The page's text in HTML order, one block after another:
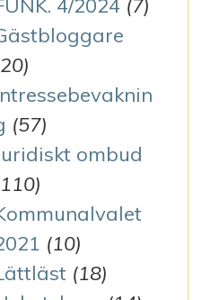
4/2024 (7)
(57)
ombud
(10)
(18)